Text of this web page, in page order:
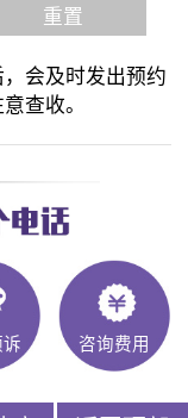
重置
会及时发出预约
查收。
咨询费用